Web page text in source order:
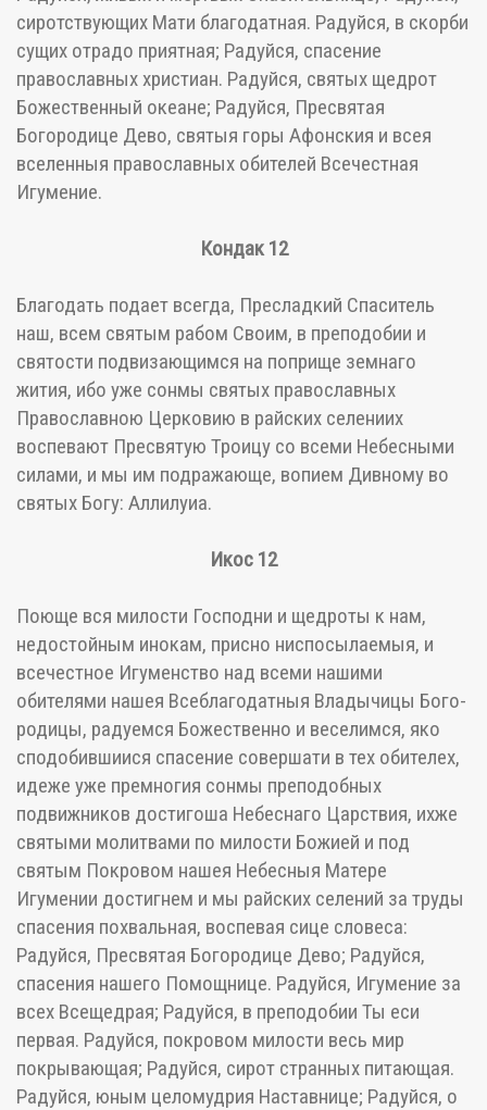
сиротствующих Мати благодатная. Радуйся, в скорби
сущих отрадо приятная; Радуйся, спасение
православных христиан. Радуйся, святых щедрот
Божественный океане; Радуйся, Пресвятая
Богородице Дево, святыя горы Афонския и всея
вселенныя православных обителей Всечестная
Игумение.
Кондак 12
Благодать подает всегда, Пресладкий Спаситель
наш, всем святым рабом Своим, в преподобии и
святости подвизающимся на поприще земнаго
жития, ибо уже сонмы святых православных
Православною Церковию в райских селениих
воспевают Пресвятую Троицу со всеми Небесными
силами, и мы им подражающе, вопием Дивному во
святых Богу: Аллилуиа.
Икос 12
Поюще вся милости Господни и щедроты к нам,
недостойным инокам, присно ниспосылаемыя, и
всечестное Игуменство над всеми нашими
обителями нашея Всеблагодатныя Владычицы Бого-
родицы, радуемся Божественно и веселимся, яко
сподобившиися спасение совершати в тех обителех,
идеже уже премногия сонмы преподобных
подвижников достигоша Небеснаго Царствия, ихже
святыми молитвами по милости Божией и под
святым Покровом нашея Небесныя Матере
Игумении достигнем и мы райских селений за труды
спасения похвальная, воспевая сице словеса:
Радуйся, Пресвятая Богородице Дево; Радуйся,
спасения нашего Помощнице. Радуйся, Игумение за
всех Всещедрая; Радуйся, в преподобии Ты еси
первая. Радуйся, покровом милости весь мир
покрывающая; Радуйся, сирот странных питающая.
Радуйся, юным целомудрия Наставнице; Радуйся, о